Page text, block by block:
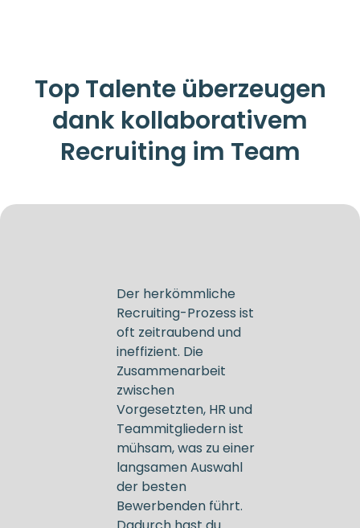
Top Talente überzeugen
dank kollaborativem
Recruiting im Team
Der herkömmliche
Recruiting-Prozess ist
oft zeitraubend und
ineffizient. Die
Zusammenarbeit
zwischen
Vorgesetzten, HR und
Teammitgliedern ist
mühsam, was zu einer
langsamen Auswahl
der besten
Bewerbenden führt.